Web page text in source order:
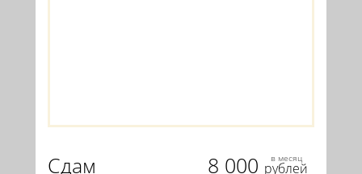
8 000 в месяц
рублей
Сдам